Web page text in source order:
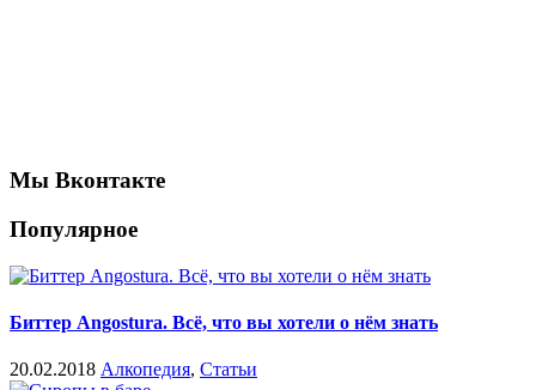
Мы Вконтакте
Популярное
Биттер Angostura. Всё, что вы хотели о нём знать
20.02.2018 Алкопедия, Статьи